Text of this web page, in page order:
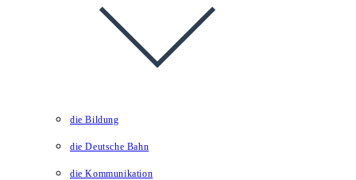
die Bildung
die Deutsche Bahn
die Kommunikation